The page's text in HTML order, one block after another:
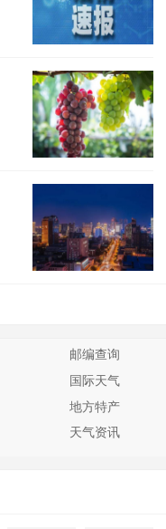
邮编查询
国际天气
地方特产
天气资讯